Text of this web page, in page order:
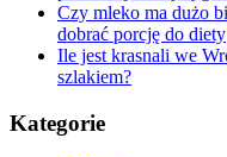
Czy mleko ma dużo
dobrać porcję do diety
Ile jest krasnali we
szlakiem?
Kategorie